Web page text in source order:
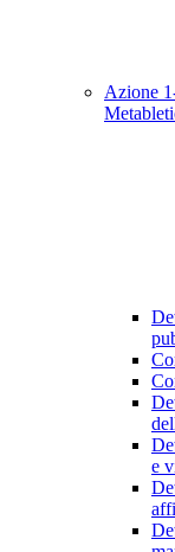
Azione
e